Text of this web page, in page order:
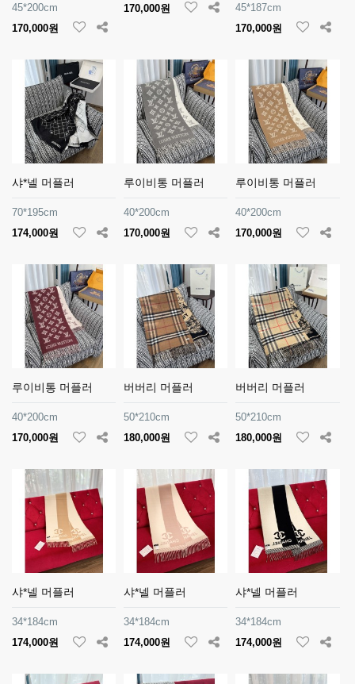
45*200cm
170,000원
170,000원
45*187cm
170,000원
샤*넬 머플러
70*195cm
174,000원
루이비통 머플러
40*200cm
170,000원
루이비통 머플러
40*200cm
170,000원
루이비통 머플러
40*200cm
170,000원
버버리 머플러
50*210cm
180,000원
버버리 머플러
50*210cm
180,000원
샤*넬 머플러
34*184cm
174,000원
샤*넬 머플러
34*184cm
174,000원
샤*넬 머플러
34*184cm
174,000원